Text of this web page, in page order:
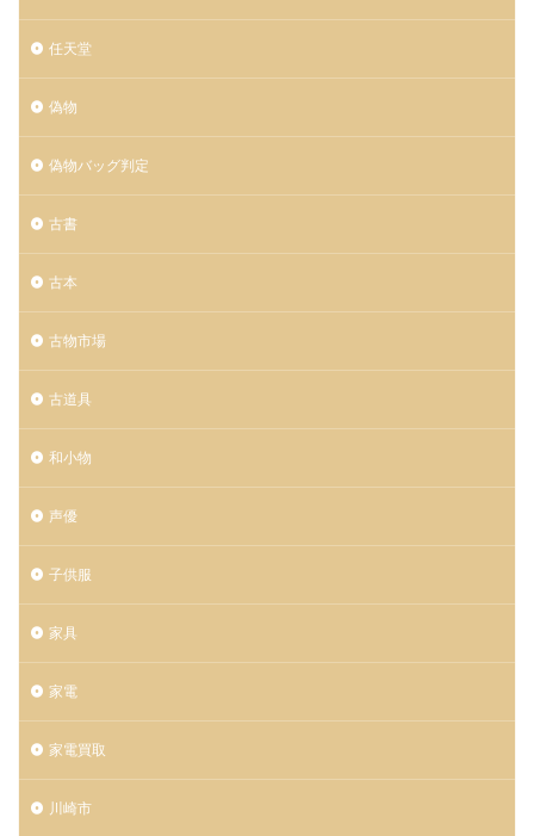
任天堂
偽物
偽物バッグ判定
古書
古本
古物市場
古道具
和小物
声優
子供服
家具
家電
家電買取
川崎市